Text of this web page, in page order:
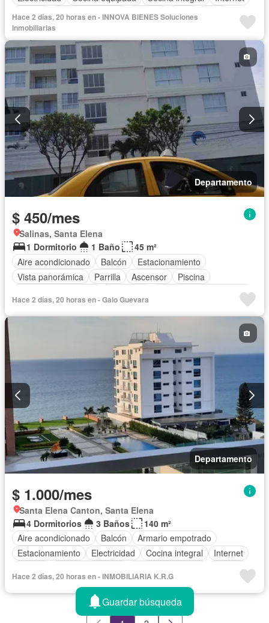
Jacuzzi
Vista panorámica Terraza Agua
Área para niños
Acceso para personas con discapacidad
Jardín
Garita de guardianía Sauna
Seguridad
Piscina
Gimnasio Ascensor
Cancha de tenis
Completamente amoblado
Hace 2 días, 20 horas en - INNOVA BIENES Soluciones
Inmobiliarias
Departamento
$ 450/mes
Salinas, Santa Elena
1 Dormitorio
1 Baño
45 m²
Aire acondicionado
Balcón
Estacionamiento
Vista panorámica
Parrilla Ascensor
Piscina
Parcialmente amoblado
Hace 2 días, 20 horas en - Galo Guevara
Departamento
$ 1.000/mes
Santa Elena Canton, Santa Elena
4 Dormitorios
3 Baños
140 m²
Aire acondicionado
Balcón
Armario empotrado
Estacionamiento
Electricidad Cocina integral
Internet
Terraza
Agua
Área para niños
Acceso para personas con discapacidad
Parrilla
Garita de guardianía
Gimnasio Ascensor
Hace 2 días, 20 horas en - INMOBILIARIA K.R.G
Guardar búsqueda